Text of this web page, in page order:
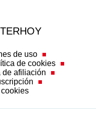
de uso
de cookies
de afiliación